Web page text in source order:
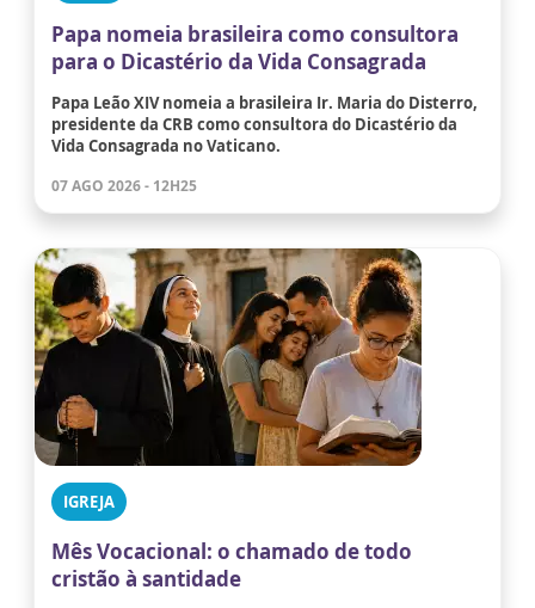
Papa nomeia brasileira como consultora
para o Dicastério da Vida Consagrada
Papa Leão XIV nomeia a brasileira Ir. Maria do Disterro,
presidente da CRB como consultora do Dicastério da
Vida Consagrada no Vaticano.
07 AGO 2026 - 12H25
IGREJA
Mês Vocacional: o chamado de todo
cristão à santidade